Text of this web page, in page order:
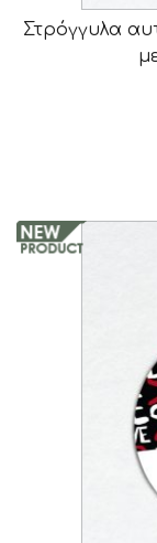
Στρόγγυλα